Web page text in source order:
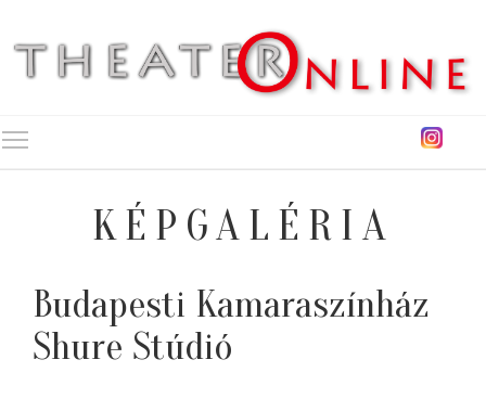
KÉPGALÉRIA
Budapesti Kamaraszínház
Shure Stúdió